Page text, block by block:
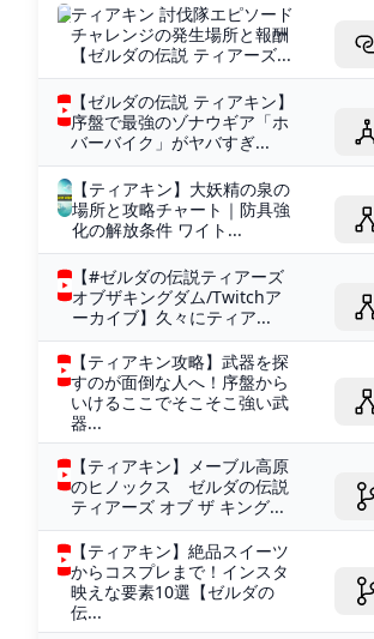
ティアキン 討伐隊エピソード
チャレンジの発生場所と報酬
【ゼルダの伝説 ティアーズ...
【ゼルダの伝説 ティアキン】
序盤で最強のゾナウギア「ホ
バーバイク」がヤバすぎ...
【ティアキン】大妖精の泉の
場所と攻略チャート｜防具強
化の解放条件 ワイト...
【#ゼルダの伝説ティアーズ
オブザキングダム/Twitchア
ーカイブ】久々にティア...
【ティアキン攻略】武器を探
すのが面倒な人へ！序盤から
いけるここでそこそこ強い武
器...
【ティアキン】メーブル高原
のヒノックス ゼルダの伝説
ティアーズ オブ ザ キング...
【ティアキン】絶品スイーツ
からコスプレまで！インスタ
映えな要素10選【ゼルダの
伝...